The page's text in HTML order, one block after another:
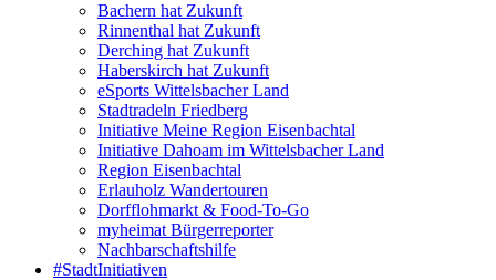
Bachern hat Zukunft
Rinnenthal hat Zukunft
Derching hat Zukunft
Haberskirch hat Zukunft
eSports Wittelsbacher Land
Stadtradeln Friedberg
Initiative Meine Region Eisenbachtal
Initiative Dahoam im Wittelsbacher Land
Region Eisenbachtal
Erlauholz Wandertouren
Dorfflohmarkt & Food-To-Go
myheimat Bürgerreporter
Nachbarschaftshilfe
#StadtInitiativen